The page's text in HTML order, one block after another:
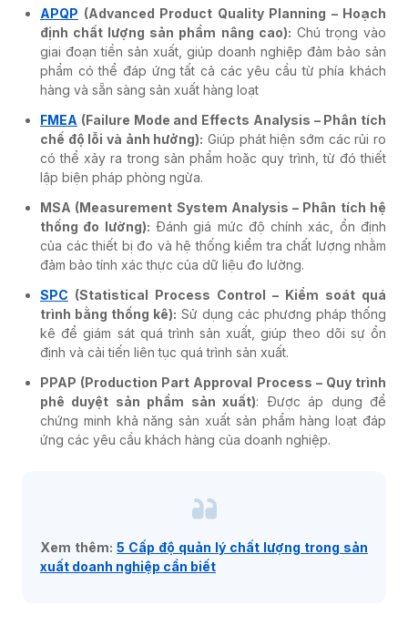
APQP (Advanced Product Quality Planning – Hoạch
định chất lượng sản phẩm nâng cao): Chú trọng vào
giai đoạn tiền sản xuất, giúp doanh nghiệp đảm bảo sản
phẩm có thể đáp ứng tất cả các yêu cầu từ phía khách
hàng và sẵn sàng sản xuất hàng loạt
FMEA (Failure Mode and Effects Analysis – Phân tích
chế độ lỗi và ảnh hưởng): Giúp phát hiện sớm các rủi ro
có thể xảy ra trong sản phẩm hoặc quy trình, từ đó thiết
lập biện pháp phòng ngừa.
MSA (Measurement System Analysis – Phân tích hệ
thống đo lường): Đánh giá mức độ chính xác, ổn định
của các thiết bị đo và hệ thống kiểm tra chất lượng nhằm
đảm bảo tính xác thực của dữ liệu đo lường.
SPC (Statistical Process Control – Kiểm soát quá
trình bằng thống kê): Sử dụng các phương pháp thống
kê để giám sát quá trình sản xuất, giúp theo dõi sự ổn
định và cải tiến liên tục quá trình sản xuất.
PPAP (Production Part Approval Process – Quy trình
phê duyệt sản phẩm sản xuất): Được áp dụng để
chứng minh khả năng sản xuất sản phẩm hàng loạt đáp
ứng các yêu cầu khách hàng của doanh nghiệp.
Xem thêm: 5 Cấp độ quản lý chất lượng trong sản
xuất doanh nghiệp cần biết